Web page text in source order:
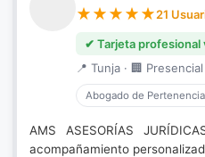
21
✔ Tarjeta profesional
📍 Tunja · 🏢
Abogado de
AMS ASESORÍAS
acompañamiento